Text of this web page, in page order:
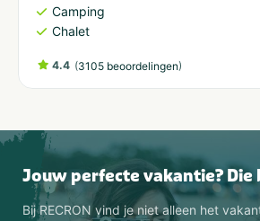
Camping
Chalet
4.4 (3105 beoordelingen)
Jouw perfecte vakantie? Die
Bij RECRON vind je niet alleen het